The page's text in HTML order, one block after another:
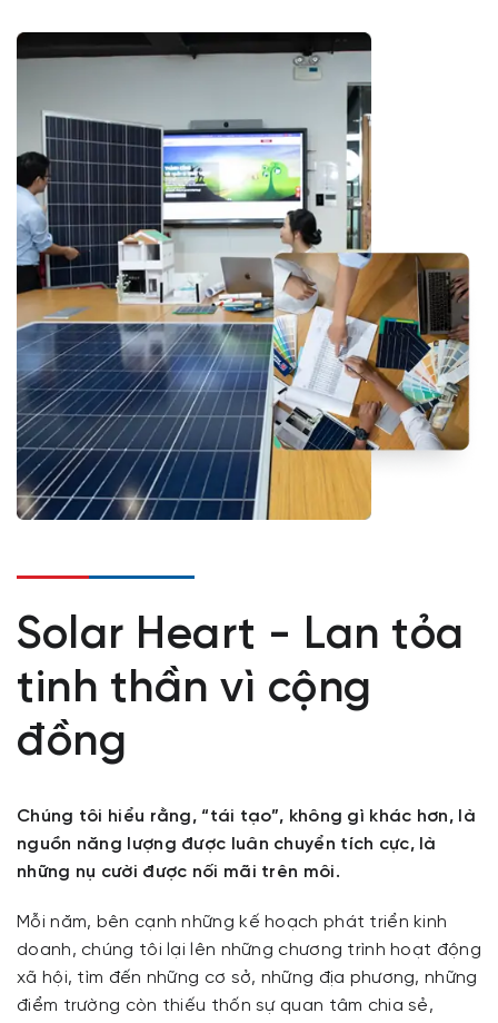
Solar Heart - Lan tỏa
tinh thần vì cộng
đồng
Chúng tôi hiểu rằng, “tái tạo”, không gì khác hơn, là
nguồn năng lượng được luân chuyển tích cực, là
những nụ cười được nối mãi trên môi.
Mỗi năm, bên cạnh những kế hoạch phát triển kinh
doanh, chúng tôi lại lên những chương trình hoạt động
xã hội, tìm đến những cơ sở, những địa phương, những
điểm trường còn thiếu thốn sự quan tâm chia sẻ,